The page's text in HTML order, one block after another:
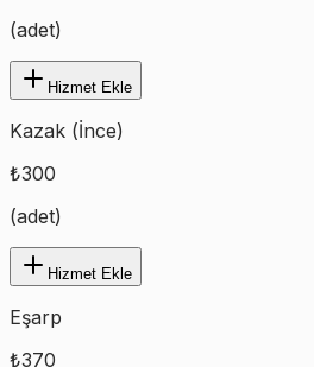
(adet)
Hizmet Ekle
Kazak (İnce)
₺300
(adet)
Hizmet Ekle
Eşarp
₺370